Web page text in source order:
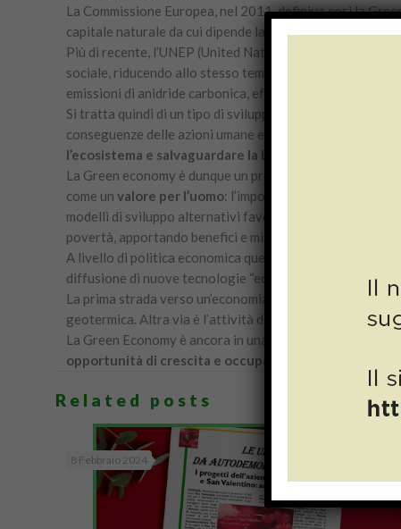
La Commissione Europea, nel 2011, definiva così la
capitale naturale da cui dipende la sopravvivenza del
Più di recente, l’UNEP (United Nations Environment
sociale, riducendo allo stesso tempo i rischi ambientali e
emissioni di anidride carbonica, efficiente nell’utilizzo
Si tratta quindi di un tipo di sviluppo economico che non
conseguenze delle azioni umane e mira, attraverso
l’ecosistema e salvaguardare la biodiversità
La Green economy è dunque un progetto di sviluppo
come unvalore per l’uomo: l’impoverimento delle
modelli di sviluppo alternativi favorisce la creazione di
povertà, apportando benefici e migliori soluzioni.
A livello di politica economica queste teorie si sono
diffusione di nuove tecnologie “eco-friendly”,
La prima strada verso un’economia green è lo sviluppo e
geotermica. Altra via è l’attività di
di ogni
La Green Economy è ancora in una fase evolutiva ma
opportunità di crescita e occupazione
Related posts
8 Febbraio 2024